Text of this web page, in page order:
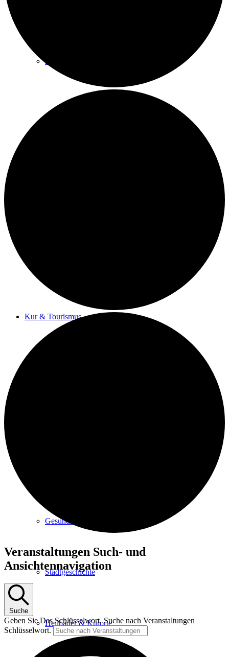
Radfahren
Kur & Tourismus
Gesundheit
Stadtgeschichte
Heilbäder & Kurorte
Veranstaltungen
Veranstaltungen Such- und
Ansichtennavigation
Suche
Geben Sie Das Schlüsselwort. Suche nach Veranstaltungen
Schlüsselwort.